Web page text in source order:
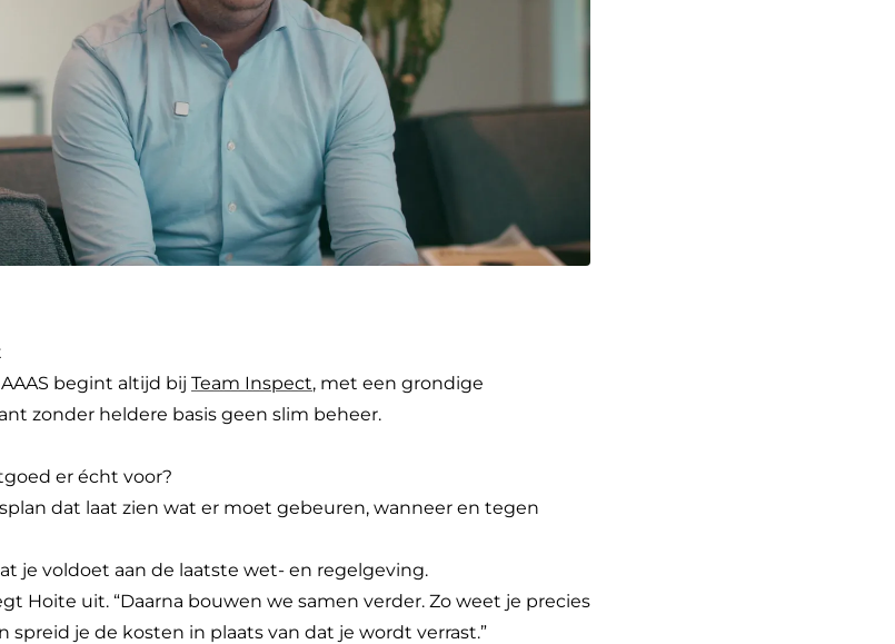
begint altijd bij Team Inspect, met een grondige
zonder heldere basis geen slim beheer.
er écht voor?
dat laat zien wat er moet gebeuren, wanneer en tegen
je voldoet aan de laatste wet- en regelgeving.
Hoite uit. “Daarna bouwen we samen verder. Zo weet je precies
je de kosten in plaats van dat je wordt verrast.”